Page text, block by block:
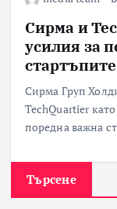
Сирма и
усилия за
Сирма Груп
TechQuartier
поредна важна
Търсене